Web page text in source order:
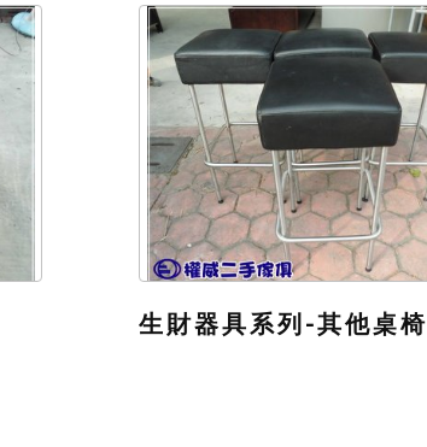
生財器具系列-其他桌椅